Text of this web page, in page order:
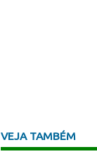
VEJA TAMBÉM